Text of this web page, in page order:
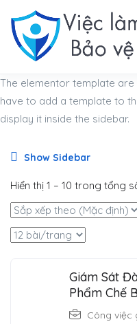
The elementor template
have to add a template to
display it inside the sidebar.
Show Sidebar
Hiển thị 1 – 10 trong tổng
Giám Sát
Phẩm Chế
Công việc